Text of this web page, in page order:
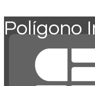
Polígono